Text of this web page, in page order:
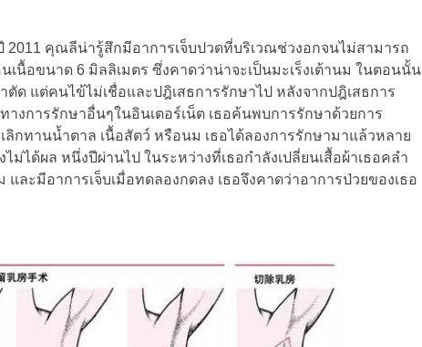
คุณลีน่ารู้สึกมีอาการเจ็บปวดที่บริเวณช่วงอกจนไม่สามารถ
นื้อขนาด 6 มิลลิเมตร ซึ่งคาดว่าน่าจะเป็นมะเร็งเต้านม ในตอนนั้น
ด แต่คนไข้ไม่เชื่อและปฎิเสธการรักษาไป หลังจากปฎิเสธการ
งการรักษาอื่นๆในอินเตอร์เน็ต เธอค้นพบการรักษาด้วยการ
ลิกทานน้ำตาล เนื้อสัตว์ หรือนม เธอได้ลองการรักษามาแล้วหลาย
ม่ได้ผล หนึ่งปีผ่านไป ในระหว่างที่เธอกำลังเปลี่ยนเสื้อผ้าเธอคลำ
และมีอาการเจ็บเมื่อทดลองกดลง เธอจึงคาดว่าอาการป่วยของเธอ